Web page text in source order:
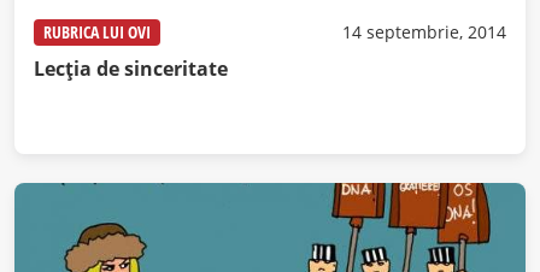
RUBRICA LUI OVI 14 septembrie, 2014
Lecția de sinceritate